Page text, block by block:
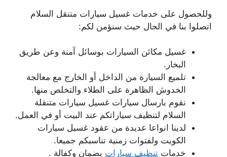
وللحصول على خدمات غسيل سيارات متنقل السلام
اتصلوا بنا في الحال حيث سنؤمن لكم:
غسيل مكائن السيارات بوسائل آمنة وعن طريق
البخار.
تلميع السيارة من الداخل أو الخارج مع معالجة
الخدوش الظاهرة على الطلاء والتخلص منها.
نقوم بارسال سيارات غسيل سيارات متنقلة
السلام لتنظيف سياراتكم عند البيت أو في العمل.
لدينا انواعا عديدة من عقود غسيل سيارات
الكويت ولفتوات زمنية تناسبكم جميعا.
خدمات تنظيف سيارات بضمان وكفالة .